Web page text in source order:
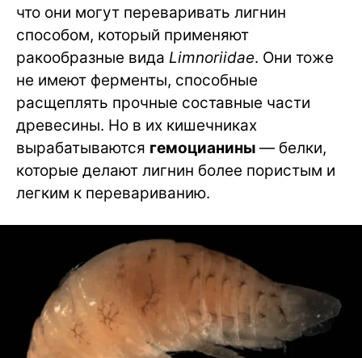
что они могут переваривать лигнин
способом, который применяют
ракообразные вида Limnoriidae. Они тоже
не имеют ферменты, способные
расщеплять прочные составные части
древесины. Но в их кишечниках
вырабатываются гемоцианины — белки,
которые делают лигнин более пористым и
легким к перевариванию.